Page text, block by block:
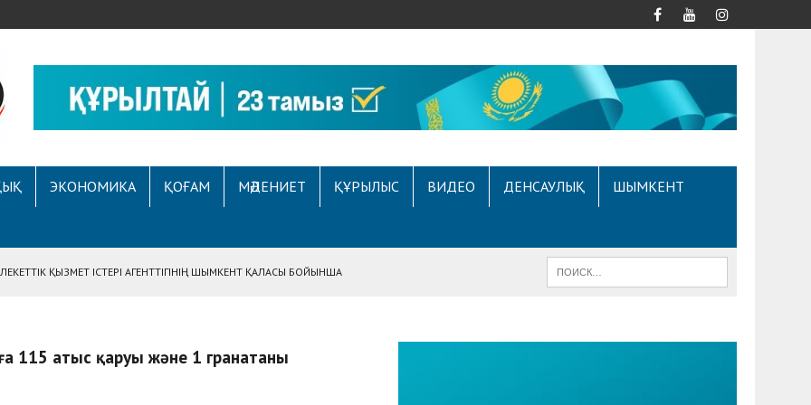
ЭКОНОМИКА ҚОҒАМ МӘДЕНИЕТ ҚҰРЫЛЫС ВИДЕО ДЕНСАУЛЫҚ ШЫМКЕНТ
ҚЫЗМЕТ ІСТЕРІ АГЕНТТІГІНІҢ ШЫМКЕНТ ҚАЛАСЫ БОЙЫНША
САУАТТЫЛЫҚ МӘСЕЛЕЛЕРІ ТАЛҚЫЛАНДЫ
115 атыс қаруы және 1 гранатаны